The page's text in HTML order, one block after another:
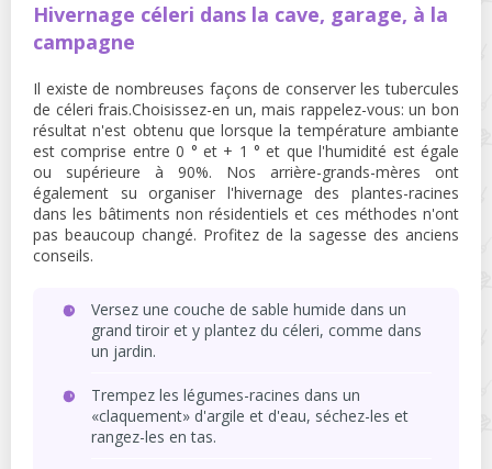
Hivernage céleri dans la cave, garage, à la
campagne
Il existe de nombreuses façons de conserver les tubercules
de céleri frais.Choisissez-en un, mais rappelez-vous: un bon
résultat n'est obtenu que lorsque la température ambiante
est comprise entre 0 ° et + 1 ° et que l'humidité est égale
ou supérieure à 90%. Nos arrière-grands-mères ont
également su organiser l'hivernage des plantes-racines
dans les bâtiments non résidentiels et ces méthodes n'ont
pas beaucoup changé. Profitez de la sagesse des anciens
conseils.
Versez une couche de sable humide dans un
grand tiroir et y plantez du céleri, comme dans
un jardin.
Trempez les légumes-racines dans un
«claquement» d'argile et d'eau, séchez-les et
rangez-les en tas.